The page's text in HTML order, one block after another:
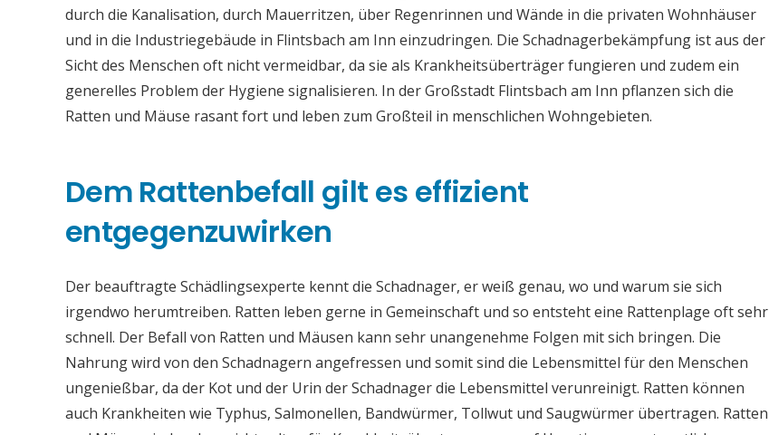
durch die Kanalisation, durch Mauerritzen, über Regenrinnen und Wände in die privaten Wohnhäuser
und in die Industriegebäude in Flintsbach am Inn einzudringen. Die Schadnagerbekämpfung ist aus der
Sicht des Menschen oft nicht vermeidbar, da sie als Krankheitsüberträger fungieren und zudem ein
generelles Problem der Hygiene signalisieren. In der Großstadt Flintsbach am Inn pflanzen sich die
Ratten und Mäuse rasant fort und leben zum Großteil in menschlichen Wohngebieten.
Dem Rattenbefall gilt es effizient
entgegenzuwirken
Der beauftragte Schädlingsexperte kennt die Schadnager, er weiß genau, wo und warum sie sich
irgendwo herumtreiben. Ratten leben gerne in Gemeinschaft und so entsteht eine Rattenplage oft sehr
schnell. Der Befall von Ratten und Mäusen kann sehr unangenehme Folgen mit sich bringen. Die
Nahrung wird von den Schadnagern angefressen und somit sind die Lebensmittel für den Menschen
ungenießbar, da der Kot und der Urin der Schadnager die Lebensmittel verunreinigt. Ratten können
auch Krankheiten wie Typhus, Salmonellen, Bandwürmer, Tollwut und Saugwürmer übertragen. Ratten